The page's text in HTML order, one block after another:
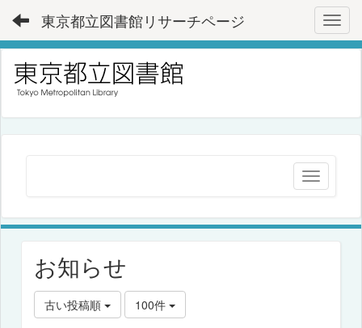
東京都立図書館リサーチページ
お知らせ
古い投稿順 100件